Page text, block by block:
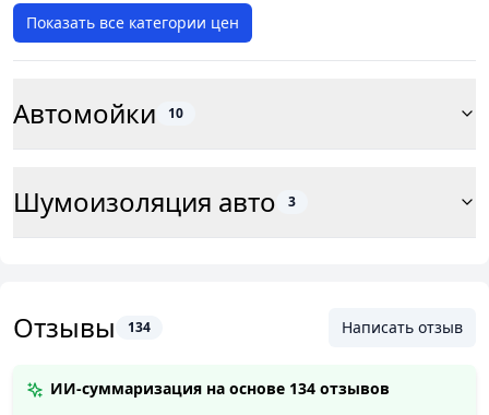
Показать все категории цен
Автомойки 10
Шумоизоляция авто 3
Отзывы 134 Написать отзыв
ИИ-суммаризация на основе 134 отзывов